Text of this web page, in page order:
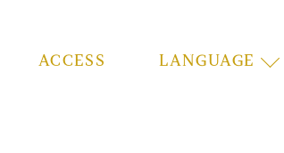
ACCESS LANGUAGE